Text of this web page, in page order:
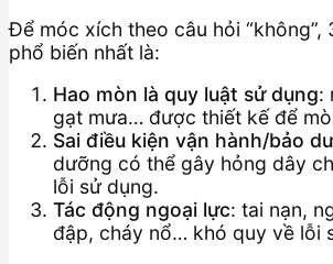
Để móc xích theo câu hỏi
phổ biến nhất là:
Hao mòn là quy luật sử dụng:
gạt mưa… được thiết kế để
Sai điều kiện vận hành/bảo
dưỡng có thể gây hỏng dây
lỗi sử dụng.
Tác động ngoại lực: tai nạn,
đập, cháy nổ… khó quy về lỗi